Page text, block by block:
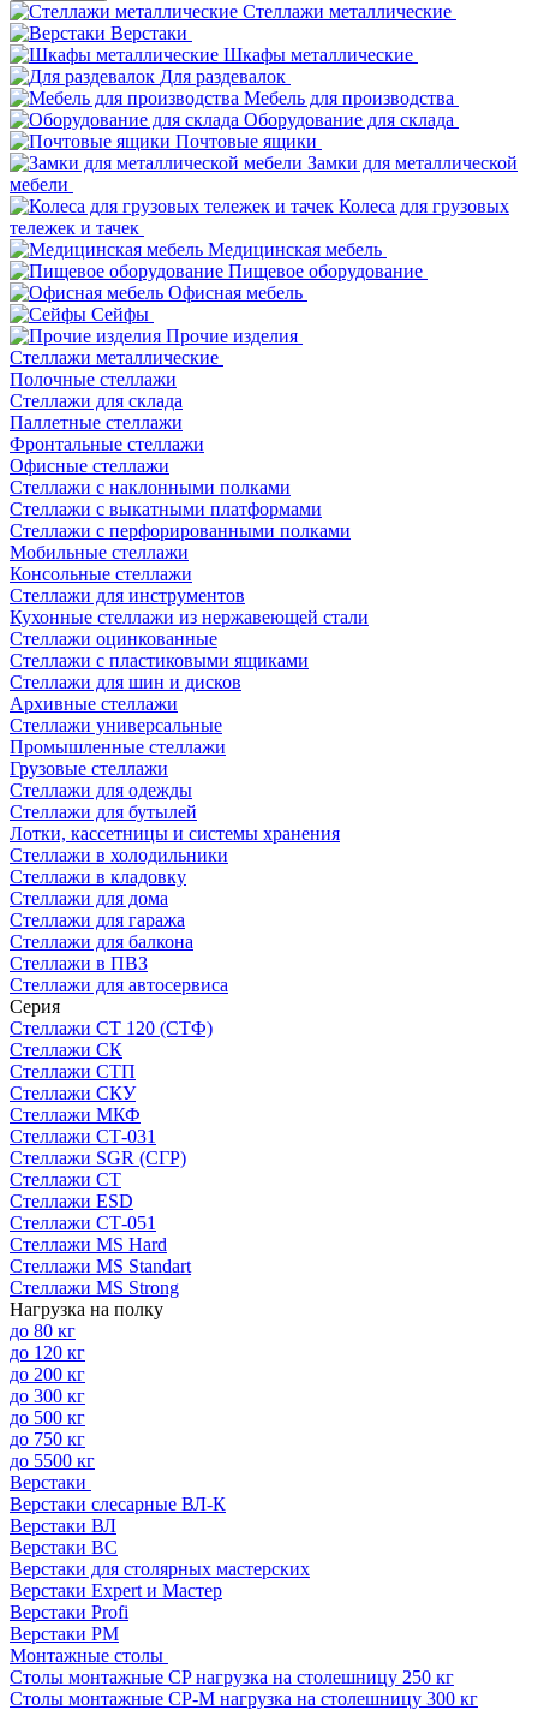
Стеллажи металлические
Верстаки
Шкафы металлические
Для раздевалок
Мебель для производства
Оборудование для склада
Почтовые ящики
Замки для металлической
мебели
Колеса для грузовых
тележек и тачек
Медицинская мебель
Пищевое оборудование
Офисная мебель
Сейфы
Прочие изделия
Стеллажи металлические
Полочные стеллажи
Стеллажи для склада
Паллетные стеллажи
Фронтальные стеллажи
Офисные стеллажи
Стеллажи с наклонными полками
Стеллажи с выкатными платформами
Стеллажи с перфорированными полками
Мобильные стеллажи
Консольные стеллажи
Стеллажи для инструментов
Кухонные стеллажи из нержавеющей стали
Стеллажи оцинкованные
Стеллажи с пластиковыми ящиками
Стеллажи для шин и дисков
Архивные стеллажи
Стеллажи универсальные
Промышленные стеллажи
Грузовые стеллажи
Стеллажи для одежды
Стеллажи для бутылей
Лотки, кассетницы и системы хранения
Стеллажи в холодильники
Стеллажи в кладовку
Стеллажи для дома
Стеллажи для гаража
Стеллажи для балкона
Стеллажи в ПВЗ
Стеллажи для автосервиса
Серия
Стеллажи СТ 120 (СТФ)
Стеллажи СК
Стеллажи СТП
Стеллажи СКУ
Стеллажи МКФ
Стеллажи СТ-031
Стеллажи SGR (СГР)
Стеллажи СТ
Стеллажи ESD
Стеллажи СТ-051
Стеллажи MS Hard
Стеллажи MS Standart
Стеллажи MS Strong
Нагрузка на полку
до 80 кг
до 120 кг
до 200 кг
до 300 кг
до 500 кг
до 750 кг
до 5500 кг
Верстаки
Верстаки слесарные ВЛ-К
Верстаки ВЛ
Верстаки ВС
Верстаки для столярных мастерских
Верстаки Expert и Мастер
Верстаки Profi
Верстаки РМ
Монтажные столы
Столы монтажные СP нагрузка на столешницу 250 кг
Столы монтажные СР-М нагрузка на столешницу 300 кг